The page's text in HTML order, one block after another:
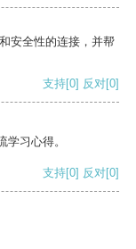
安全性的连接，并帮
支持[0] 反对[0]
习心得。
支持[0] 反对[0]